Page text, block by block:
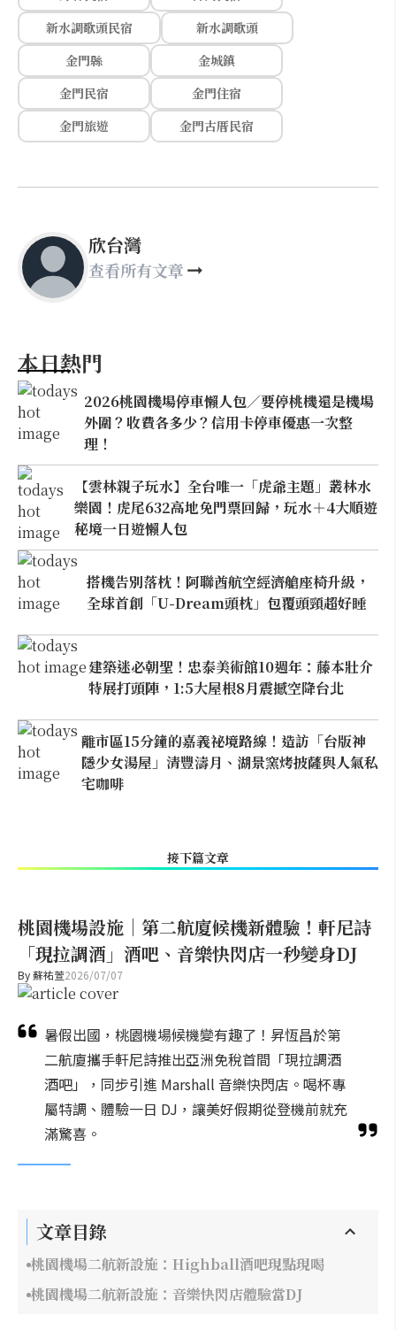
新水調歌頭民宿
新水調歌頭
金門縣
金城鎮
金門民宿
金門住宿
金門旅遊
金門古厝民宿
欣台灣
查看所有文章
本日熱門
2026桃園機場停車懶人包／要停桃機還是機場
外圍？收費各多少？信用卡停車優惠一次整
理！
【雲林親子玩水】全台唯一「虎爺主題」叢林水
樂園！虎尾632高地免門票回歸，玩水＋4大順遊
秘境一日遊懶人包
搭機告別落枕！阿聯酋航空經濟艙座椅升級，
全球首創「U-Dream頭枕」包覆頭頸超好睡
建築迷必朝聖！忠泰美術館10週年：藤本壯介
特展打頭陣，1:5大屋根8月震撼空降台北
離市區15分鐘的嘉義祕境路線！造訪「台版神
隱少女湯屋」清豐濤月、湖景窯烤披薩與人氣私
宅咖啡
接下篇文章
桃園機場設施｜第二航廈候機新體驗！軒尼詩
「現拉調酒」酒吧、音樂快閃店一秒變身DJ
By蘇祐萱2026/07/07
暑假出國，桃園機場候機變有趣了！昇恆昌於第
二航廈攜手軒尼詩推出亞洲免稅首間「現拉調酒
酒吧」，同步引進 Marshall 音樂快閃店。喝杯專
屬特調、體驗一日 DJ，讓美好假期從登機前就充
滿驚喜。
文章目錄
桃園機場二航新設施：Highball酒吧現點現喝
桃園機場二航新設施：音樂快閃店體驗當DJ